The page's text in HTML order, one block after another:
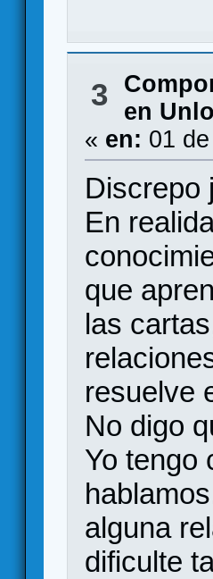
3
en
« en: 01
Discrepo
En
que
las
resuelve
No digo
Yo tengo
alguna
dificulte